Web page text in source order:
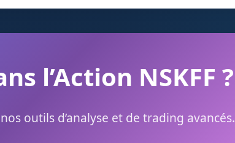
l’Action NSKFF ?
outils d’analyse et de trading avancés.